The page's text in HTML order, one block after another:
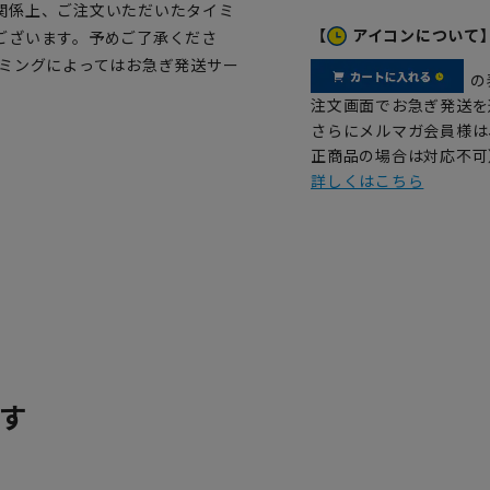
上、ご注文いただいたタイミ
います。予めご了承くださ
ングによってはお急ぎ発送サー
【 アイコンについて
注文画面でお急ぎ発送
さらにメルマガ会員様
正商品の場合は対応不
詳しくはこちら